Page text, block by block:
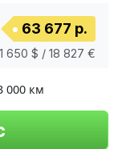
63 677 р.
650 $ / 18 827 €
000 км